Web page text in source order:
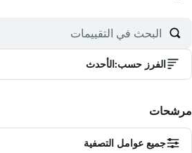
الفرز حسب:الأحدث
مرشحات
جميع عوامل التصفية